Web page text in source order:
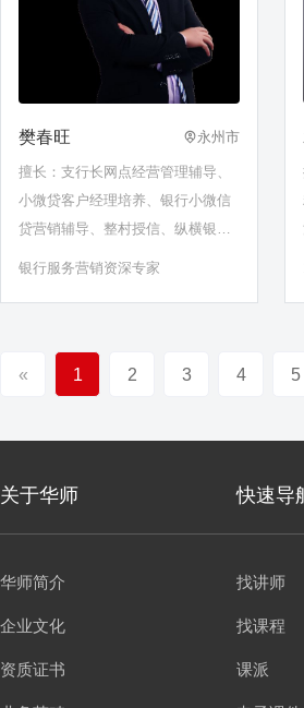
樊春旺 永州市
擅长：支行长网点经营管理辅导、
小微贷客户经理培养、银行小微信
贷营销辅导、整村授信、纵横银行
打造、星级网点打造、特色文化网
点打造
银行服务营销资深专家
« 1 2 3 4 5
关于华师 快速导
华师简介
企业文化
资质证书
找讲师
找课程
课派